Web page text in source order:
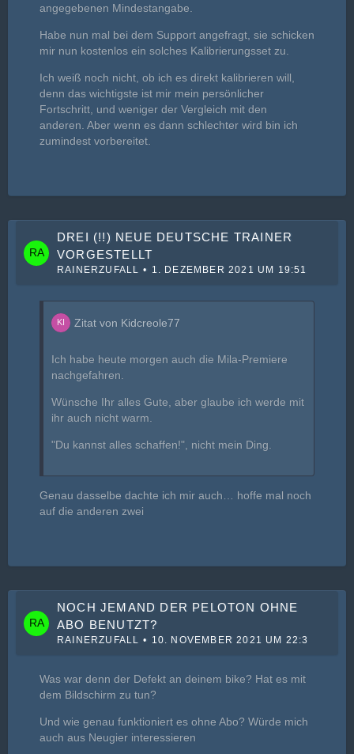
angegebenen Mindestangabe.
Habe nun mal bei dem Support angefragt, sie schicken
mir nun kostenlos ein solches Kalibrierungsset zu.
Ich weiß noch nicht, ob ich es direkt kalibrieren will,
denn das wichtigste ist mir mein persönlicher
Fortschritt, und weniger der Vergleich mit den
anderen. Aber wenn es dann schlechter wird bin ich
zumindest vorbereitet.
DREI (!!) NEUE DEUTSCHE TRAINER
VORGESTELLT
RAINERZUFALL 1. DEZEMBER 2021 UM 19:51
Zitat von Kidcreole77
Ich habe heute morgen auch die Mila-Premiere
nachgefahren.
Wünsche Ihr alles Gute, aber glaube ich werde mit
ihr auch nicht warm.
"Du kannst alles schaffen!", nicht mein Ding.
Genau dasselbe dachte ich mir auch… hoffe mal noch
auf die anderen zwei
NOCH JEMAND DER PELOTON OHNE
ABO BENUTZT?
RAINERZUFALL 10. NOVEMBER 2021 UM 22:38
Was war denn der Defekt an deinem bike? Hat es mit
dem Bildschirm zu tun?
Und wie genau funktioniert es ohne Abo? Würde mich
auch aus Neugier interessieren